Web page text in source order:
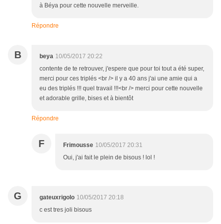
à Béya pour cette nouvelle merveille.
Répondre
B beya 10/05/2017 20:22
contente de te retrouver, j'espere que pour toi tout a été super,
merci pour ces triplés <br /> il y a 40 ans j'ai une amie qui a
eu des triplés !!! quel travail !!!<br /> merci pour cette nouvelle
et adorable grille, bises et à bientôt
Répondre
F Frimousse 10/05/2017 20:31
Oui, j'ai fait le plein de bisous ! lol !
G gateuxrigolo 10/05/2017 20:18
c est tres joli bisous